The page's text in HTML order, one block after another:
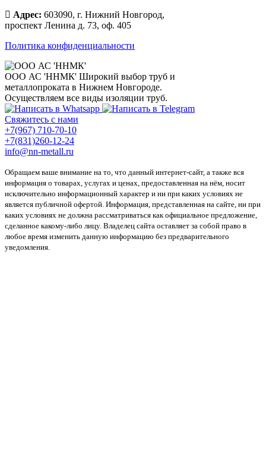
Адрес: 603090, г. Нижний Новгород,
проспект Ленина д. 73, оф. 405
Политика конфиденциальности
ООО АС 'ННМК' Широкий выбор труб и
металлопроката в Нижнем Новгороде.
Осуществляем все виды изоляции труб.
Свяжитесь с нами
+7(967) 710-70-10
+7(831)260-12-24
info@nn-metall.ru
Обращаем ваше внимание на то, что данный интернет-сайт, а также вся
информация о товарах, услугах и ценах, предоставленная на нём, носит
исключительно информационный характер и ни при каких условиях не
является публичной офертой. Информация, представленная на сайте, ни при
каких условиях не должна рассматриваться как официальное предложение,
сделанное какому-либо лицу. Владелец сайта оставляет за собой право в
любое время изменить данную информацию без предварительного
уведомления.